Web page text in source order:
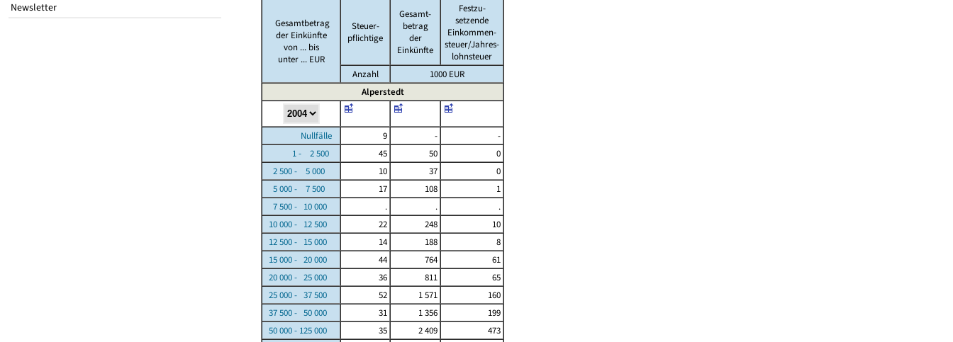
Newsletter
Gesamtbetrag
der Einkünfte
von ... bis
unter ... EUR
Steuer-
pflichtige
Gesamt-
betrag
der
Einkünfte
Festzu-
setzende
Einkommen-
steuer/Jahres-
lohnsteuer
Anzahl
1000 EUR
Alperstedt
Nullfälle 9 -
-
1 - 2 500
45 50
0
2 500 - 5 000
10 37
0
5 000 - 7 500
17 108
1
7 500 - 10 000
. .
.
10 000 - 12 500
22 248
10
12 500 - 15 000
14 188
8
15 000 - 20 000
44 764
61
20 000 - 25 000
36 811
65
25 000 - 37 500
52 1 571
160
37 500 - 50 000
31 1 356
199
50 000 - 125 000
35 2 409 473